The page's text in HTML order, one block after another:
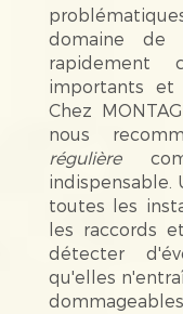
domaine de
rapidement
importants et
Chez
nous
régulière
indispensable.
toutes les
les raccords
détecter
qu'elles